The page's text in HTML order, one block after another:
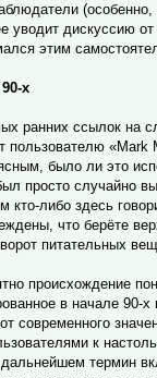
уводит дискуссию
этим
х
ранних ссылок на
пользователю
было ли это
просто случайно
кто-либо здесь
что берёте
питательных
происхождение
в начале 90-
современного
к
термин